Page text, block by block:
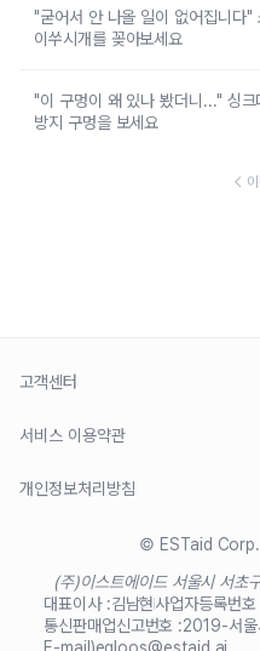
"굳어서 안 나올 일이 없어집니다"
이쑤시개를 꽂아보세요
"이 구멍이 왜 있나 봤더니..." 싱
방지 구멍을 보세요
고객센터
서비스 이용약관
개인정보처리방침
© ESTaid
(주)이스트에이드 서울시 서초
대표이사 :김남현사업자등록번호
통신판매업신고번호 :2019-서